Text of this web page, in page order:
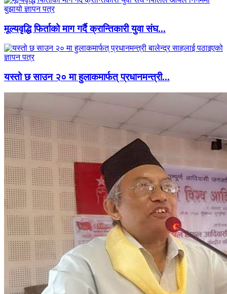
मूल्यवृद्धि फिर्ताको माग गर्दै क्रान्तिकारी युवा संघ...
यस्तो छ साउन २० मा हुलाकमार्फत् प्रधानमन्त्री...